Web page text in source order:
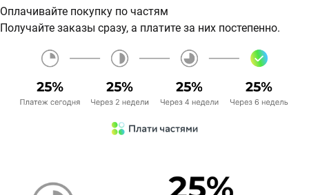
Оплачивайте покупку по частям
Получайте заказы сразу, а платите за них постепенно.